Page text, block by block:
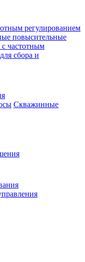
регулированием
повысительные
частотным
сбора и
Скважинные